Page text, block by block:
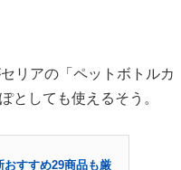
リアの「ペットボトルカ
としても使えるそう。
すすめ29商品も厳